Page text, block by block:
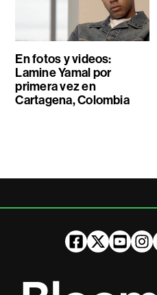
En fotos y videos:
Lamine Yamal por
primera vez en
Cartagena, Colombia